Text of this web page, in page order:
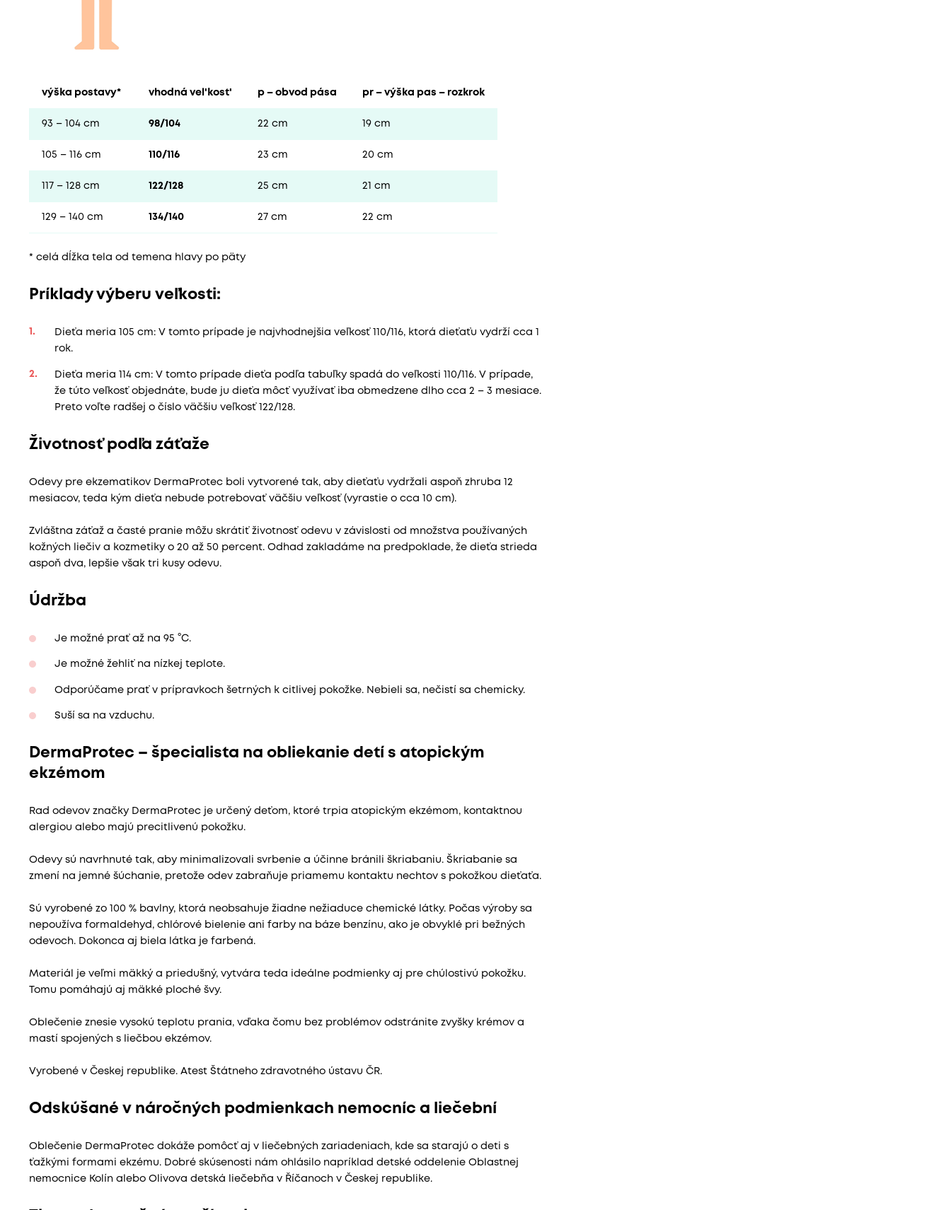
výška postavy* vhodná vel'kost' p – obvod pása pr – výška pas – rozkrok
93 – 104 cm 98/104 22 cm 19 cm
105 – 116 cm 110/116 23 cm 20 cm
117 – 128 cm 122/128 25 cm 21 cm
129 – 140 cm 134/140 27 cm 22 cm
* celá dĺžka tela od temena hlavy po päty
Príklady výberu veľkosti:
Dieťa meria 105 cm: V tomto prípade je najvhodnejšia veľkosť 110/116, ktorá dieťaťu vydrží cca 1
rok.
Dieťa meria 114 cm: V tomto prípade dieťa podľa tabuľky spadá do veľkosti 110/116. V prípade,
že túto veľkosť objednáte, bude ju dieťa môcť využívať iba obmedzene dlho cca 2 – 3 mesiace.
Preto voľte radšej o číslo väčšiu veľkosť 122/128.
Životnosť podľa záťaže
Odevy pre ekzematikov DermaProtec boli vytvorené tak, aby dieťaťu vydržali aspoň zhruba 12
mesiacov, teda kým dieťa nebude potrebovať väčšiu veľkosť (vyrastie o cca 10 cm).
Zvláštna záťaž a časté pranie môžu skrátiť životnosť odevu v závislosti od množstva používaných
kožných liečiv a kozmetiky o 20 až 50 percent. Odhad zakladáme na predpoklade, že dieťa strieda
aspoň dva, lepšie však tri kusy odevu.
Údržba
Je možné prať až na 95 °C.
Je možné žehliť na nízkej teplote.
Odporúčame prať v prípravkoch šetrných k citlivej pokožke. Nebieli sa, nečistí sa chemicky.
Suší sa na vzduchu.
DermaProtec – špecialista na obliekanie detí s atopickým
ekzémom
Rad odevov značky DermaProtec je určený deťom, ktoré trpia atopickým ekzémom, kontaktnou
alergiou alebo majú precitlivenú pokožku.
Odevy sú navrhnuté tak, aby minimalizovali svrbenie a účinne bránili škriabaniu. Škriabanie sa
zmení na jemné šúchanie, pretože odev zabraňuje priamemu kontaktu nechtov s pokožkou dieťaťa.
Sú vyrobené zo 100 % bavlny, ktorá neobsahuje žiadne nežiaduce chemické látky. Počas výroby sa
nepoužíva formaldehyd, chlórové bielenie ani farby na báze benzínu, ako je obvyklé pri bežných
odevoch. Dokonca aj biela látka je farbená.
Materiál je veľmi mäkký a priedušný, vytvára teda ideálne podmienky aj pre chúlostivú pokožku.
Tomu pomáhajú aj mäkké ploché švy.
Oblečenie znesie vysokú teplotu prania, vďaka čomu bez problémov odstránite zvyšky krémov a
mastí spojených s liečbou ekzémov.
Vyrobené v Českej republike. Atest Štátneho zdravotného ústavu ČR.
Odskúšané v náročných podmienkach nemocníc a liečební
Oblečenie DermaProtec dokáže pomôcť aj v liečebných zariadeniach, kde sa starajú o deti s
ťažkými formami ekzému. Dobré skúsenosti nám ohlásilo napríklad detské oddelenie Oblastnej
nemocnice Kolín alebo Olivova detská liečebňa v Říčanoch v Českej republike.